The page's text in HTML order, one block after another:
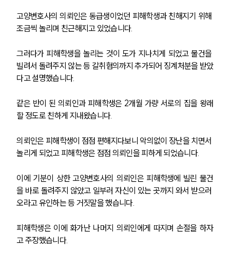
고양변호사의 의뢰인은 동급생이었던 피해학생과 친해지기 위해
조금씩 놀리며 친근해지고 있었습니다.
그러다가 피해학생을 놀리는 것이 도가 지나치게 되었고 물건을
빌려서 돌려주지 않는 등 갈취혐의까지 추가되어 징계처분을 받았
다고 설명했습니다.
같은 반이 된 의뢰인과 피해학생은 2개월 가량 서로의 집을 왕래
할 정도로 친하게 지내왔습니다.
의뢰인은 피해학생이 점점 편해지다보니 악의없이 장난을 치면서
놀리게 되었고 피해학생은 점점 의뢰인을 피하게 되었습니다.
이에 기분이 상한 고양변호사의 의뢰인은 피해학생에 빌린 물건
을 바로 돌려주지 않았고 일부러 자신이 있는 곳까지 와서 받으러
오라고 유인하는 등 거짓말을 했습니다.
피해학생은 이에 화가난 나머지 의뢰인에게 따지며 손절을 하자
고 주장했습니다.